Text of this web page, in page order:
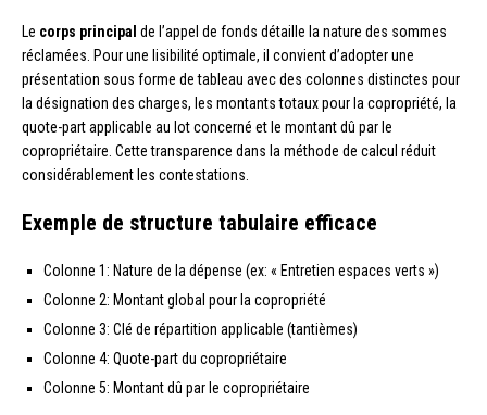
Le corps principal de l’appel de fonds détaille la nature des sommes
réclamées. Pour une lisibilité optimale, il convient d’adopter une
présentation sous forme de tableau avec des colonnes distinctes pour
la désignation des charges, les montants totaux pour la copropriété, la
quote-part applicable au lot concerné et le montant dû par le
copropriétaire. Cette transparence dans la méthode de calcul réduit
considérablement les contestations.
Exemple de structure tabulaire efficace
Colonne 1: Nature de la dépense (ex: « Entretien espaces verts »)
Colonne 2: Montant global pour la copropriété
Colonne 3: Clé de répartition applicable (tantièmes)
Colonne 4: Quote-part du copropriétaire
Colonne 5: Montant dû par le copropriétaire